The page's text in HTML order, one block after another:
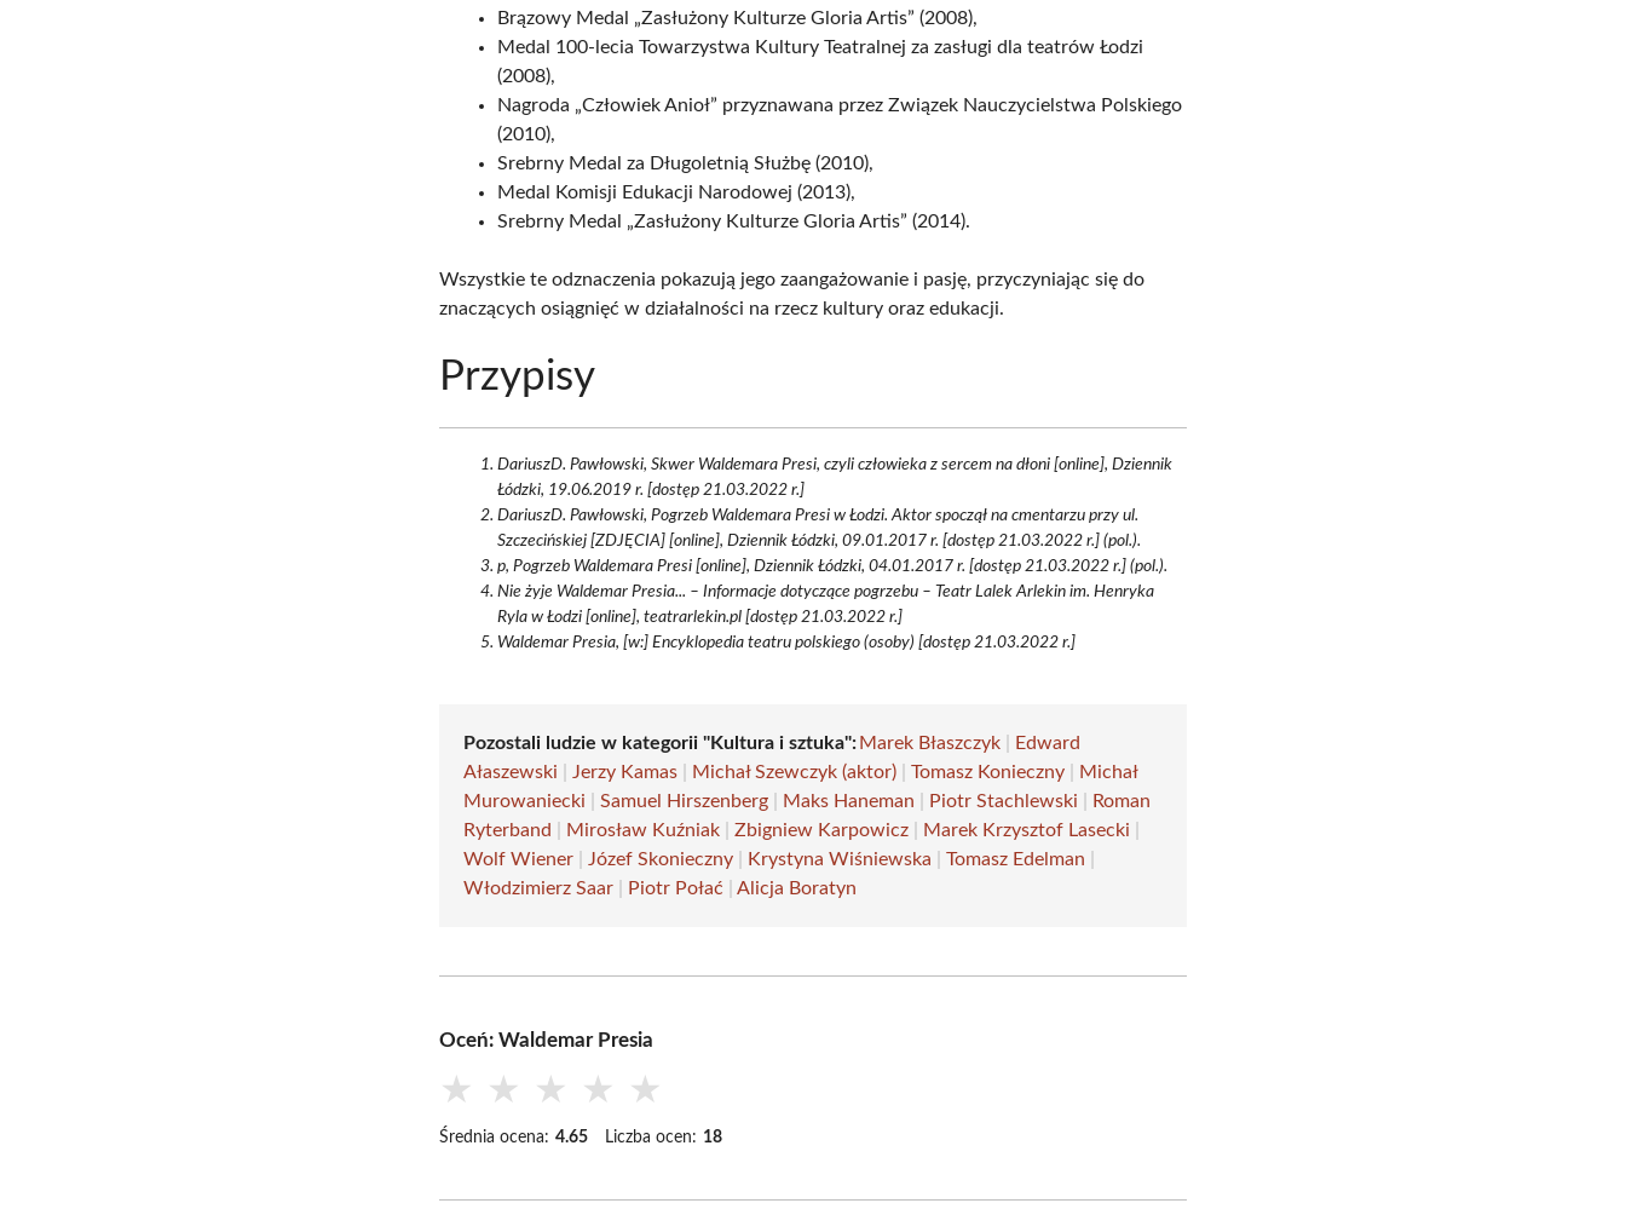
Brązowy Medal „Zasłużony Kulturze Gloria Artis” (2008),
Medal 100-lecia Towarzystwa Kultury Teatralnej za zasługi dla teatrów Łodzi
(2008),
Nagroda „Człowiek Anioł” przyznawana przez Związek Nauczycielstwa Polskiego
(2010),
Srebrny Medal za Długoletnią Służbę (2010),
Medal Komisji Edukacji Narodowej (2013),
Srebrny Medal „Zasłużony Kulturze Gloria Artis” (2014).
Wszystkie te odznaczenia pokazują jego zaangażowanie i pasję, przyczyniając się do
znaczących osiągnięć w działalności na rzecz kultury oraz edukacji.
Przypisy
DariuszD. Pawłowski, Skwer Waldemara Presi, czyli człowieka z sercem na dłoni [online], Dziennik
Łódzki, 19.06.2019 r. [dostęp 21.03.2022 r.]
DariuszD. Pawłowski, Pogrzeb Waldemara Presi w Łodzi. Aktor spoczął na cmentarzu przy ul.
Szczecińskiej [ZDJĘCIA] [online], Dziennik Łódzki, 09.01.2017 r. [dostęp 21.03.2022 r.] (pol.).
p, Pogrzeb Waldemara Presi [online], Dziennik Łódzki, 04.01.2017 r. [dostęp 21.03.2022 r.] (pol.).
Nie żyje Waldemar Presia... – Informacje dotyczące pogrzebu – Teatr Lalek Arlekin im. Henryka
Ryla w Łodzi [online], teatrarlekin.pl [dostęp 21.03.2022 r.]
Waldemar Presia, [w:] Encyklopedia teatru polskiego (osoby) [dostęp 21.03.2022 r.]
Pozostali ludzie w kategorii "Kultura i sztuka":Marek Błaszczyk
Edward
Ałaszewski
Jerzy Kamas Michał Szewczyk (aktor) |Tomasz Konieczny
Michał
Murowaniecki |Samuel Hirszenberg Maks Haneman Piotr Stachlewski
Roman
Ryterband
Mirosław Kuźniak |Zbigniew Karpowicz Marek Krzysztof Lasecki
Wolf Wiener
Józef Skonieczny Krystyna Wiśniewska |Tomasz Edelman
Włodzimierz Saar
Piotr Połać |Alicja Boratyn
Oceń: Waldemar Presia
★ ★ ★ ★ ★
Średnia ocena: 4.65 Liczba ocen: 18